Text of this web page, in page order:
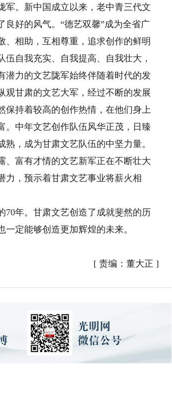
。新中国成立以来，老中青三代文
好的风气。“德艺双馨”成为全省广
、相助，互相尊重，追求创作的鲜明
自我充实、自我提高、自我壮大，
潜力的文艺陇军始终伴随着时代的发
观甘肃的文艺大军，经过不断的发展
保持着较高的创作热情，在他们身上
。中年文艺创作队伍风华正茂，日臻
，成为甘肃文艺队伍的中坚力量。
、富有才情的文艺新军正在不断壮大
力，预示着甘肃文艺事业将薪火相
年。甘肃文艺创造了成就斐然的历
定能够创造更加辉煌的未来。
[ 责编：董大正 ]